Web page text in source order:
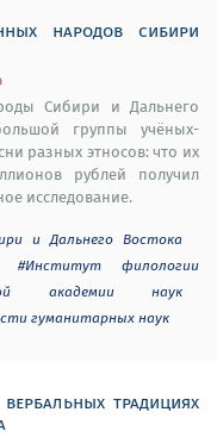
народов сибири
Сибири и Дальнего
группы учёных-
разных этносов: что их
рублей получил
исследование.
и Дальнего Востока
#Институт филологии
академии наук
гуманитарных наук
традициях